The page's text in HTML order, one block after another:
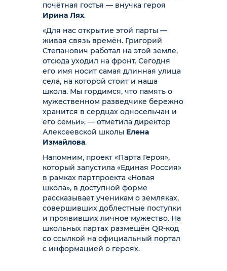
почётная гостья — внучка героя
Ирина Лях.
«Для нас открытие этой парты —
живая связь времён. Григорий
Степанович работал на этой земле,
отсюда уходил на фронт. Сегодня
его имя носит самая длинная улица
села, на которой стоит и наша
школа. Мы гордимся, что память о
мужественном разведчике бережно
хранится в сердцах односельчан и
его семьи», — отметила директор
Алексеевской школы Елена
Измайлова.
Напомним, проект «Парта Героя»,
который запустила «Единая Россия»
в рамках партпроекта «Новая
школа», в доступной форме
рассказывает ученикам о земляках,
совершивших доблестные поступки
и проявивших личное мужество. На
школьных партах размещён QR-код
со ссылкой на официальный портал
с информацией о героях.